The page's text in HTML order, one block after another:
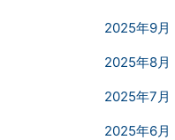
2025年9月
2025年8月
2025年7月
2025年6月